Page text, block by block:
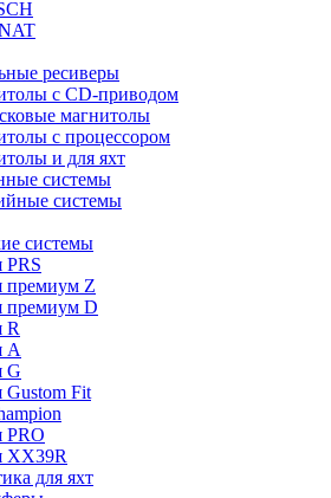
ресиверы
с CD-приводом
магнитолы
с процессором
и для яхт
системы
системы
системы
PRS
премиум Z
премиум D
R
A
G
Gustom Fit
PRO
XX39R
для яхт